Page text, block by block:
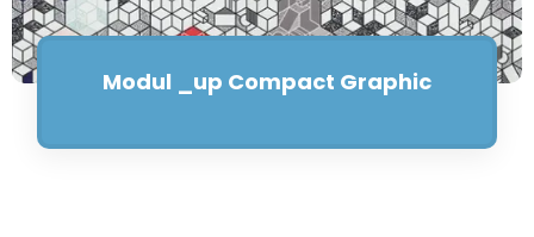
Modul _up Compact Graphic
Saiba mais